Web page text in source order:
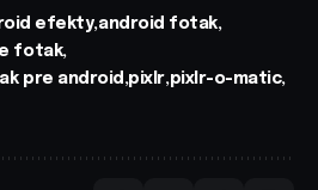
efekty android fotak
fotak
pre android pixlr pixlr-o-matic